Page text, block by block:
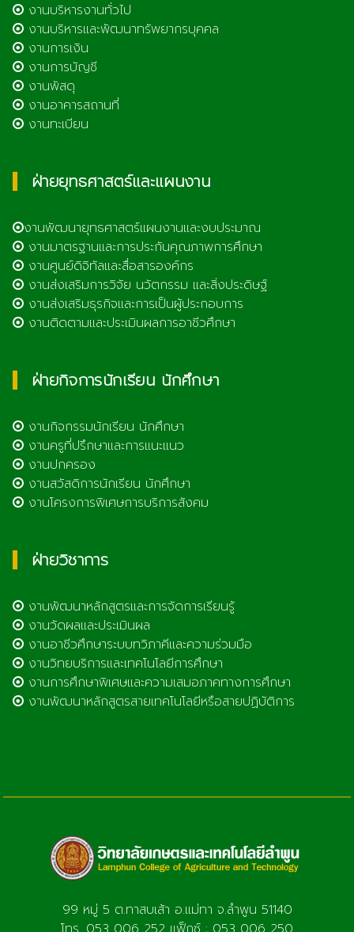
งานบริหารงานทั่วไป
งานบริหารและพัฒนาทรัพยากรบุคคล
งานการเงิน
งานการบัญชี
งานพัสดุ
งานอาคารสถานที่
งานทะเบียน
ฝ่ายยุทธศาสตร์และแผนงาน
งานพัฒนายุทธศาสตร์แผนงานและงบประมาณ
งานมาตรฐานและการประกันคุณภาพการศึกษา
งานศูนย์ดิจิทัลและสื่อสารองค์กร
งานส่งเสริมการวิจัย นวัตกรรม และสิ่งประดิษฐ์
งานส่งเสริมธุรกิจและการเป็นผู้ประกอบการ
งานติดตามและประเมินผลการอาชีวศึกษา
ฝ่ายกิจการนักเรียน นักศึกษา
งานกิจกรรมนักเรียน นักศึกษา
งานครูที่ปรึกษาและการแนะแนว
งานปกครอง
งานสวัสดิการนักเรียน นักศึกษา
งานโครงการพิเศษการบริการสังคม
ฝ่ายวิชาการ
งานพัฒนาหลักสูตรและการจัดการเรียนรู้
งานวัดผลและประเมินผล
งานอาชีวศึกษาระบบทวิภาคีและความร่วมมือ
งานวิทยบริการและเทคโนโลยีการศึกษา
งานการศึกษาพิเศษและความเสมอภาคทางการศึกษา
งานพัฒนาหลักสูตรสายเทคโนโลยีหรือสายปฏิบัติการ
99 หมู่ 5 ต.ทาสบเส้า อ.แม่ทา จ.ลำพูน 51140